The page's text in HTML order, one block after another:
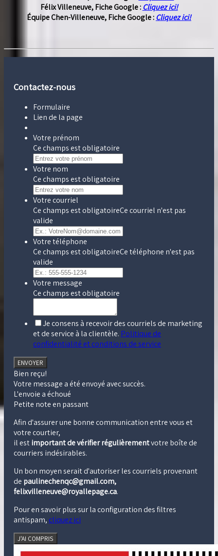
Félix Villeneuve, Fiche Google : Cliquez ici!
Équipe Chen-Villeneuve, Fiche Google : Cliquez ici!
Contactez-nous
Formulaire
Lien de la page
Votre prénom
Ce champs est obligatoire
Votre nom
Ce champs est obligatoire
Votre courriel
Ce champs est obligatoireCe courriel n'est pas
valide
Votre téléphone
Ce champs est obligatoireCe téléphone n'est pas
valide
Votre message
Ce champs est obligatoire
Je consens à recevoir des courriels de marketing
et de service à la clientèle. Politique de
confidentialité et conditions de service
ENVOYER
Bien reçu!
Votre message a été envoyé avec succès.
L'envoie a échoué
Petite note en passant
Afin d'assurer une bonne communication entre vous et
votre courtier,
il estimportant de vérifier régulièrementvotre boîte de
courriers indésirables.
Un bon moyen serait d'autoriser les courriels provenant
de paulinechenqc@gmail.com,
felixvilleneuve@royallepage.ca.
Pour en savoir plus sur la configuration des filtres
antispam, cliquez ici
J'AI COMPRIS